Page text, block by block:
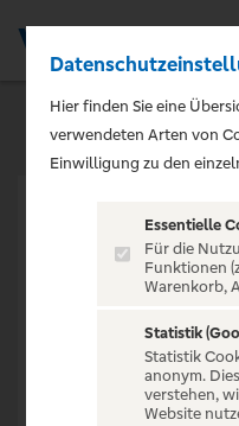
Hier finden Sie eine
verwendeten Arten von
Einwilligung zu den
Essentielle
Für die
Funktionen
Warenkorb,
Statistik
Statistik
anonym.
verstehen,
Website